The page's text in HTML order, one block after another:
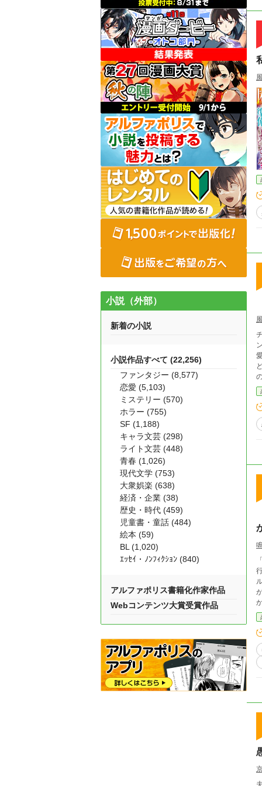
小説（外部）
新着の小説
小説作品すべて (22,256)
ファンタジー (8,577)
恋愛 (5,103)
ミステリー (570)
ホラー (755)
SF (1,188)
キャラ文芸 (298)
ライト文芸 (448)
青春 (1,026)
現代文学 (753)
大衆娯楽 (638)
経済・企業 (38)
歴史・時代 (459)
児童書・童話 (484)
絵本 (59)
BL (1,020)
ｴｯｾｲ・ﾉﾝﾌｨｸｼｮﾝ (840)
アルファポリス書籍化作家作品
Webコンテンツ大賞受賞作品